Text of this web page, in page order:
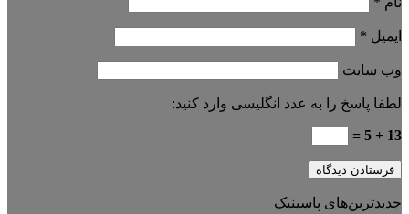
ایمیل *
وب‌ سایت
لطفا پاسخ را به عدد انگلیسی وارد کنید:
13 + 5 =
جدیدترین‌های پاسینیک